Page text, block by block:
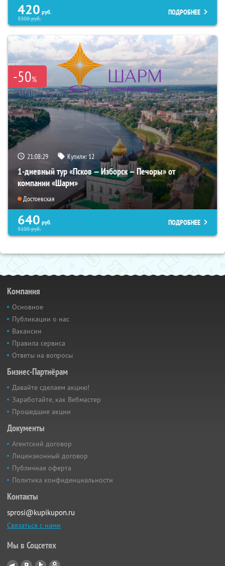
420 руб.
3300руб.
ПОДРОБНЕЕ
-50%
21:08:28 Купили:12
1-дневный тур «Псков — Изборск — Печоры» от
компании «Шарм»
Достоевская
640 руб.
5100руб.
ПОДРОБНЕЕ
Компания
Основное
Публикации о нас
Вакансии
Правила сервиса
Ответы на вопросы
Бизнес-Партнёрам
Давайте сделаем акцию!
Заработайте, как Вебмастер
Прошедшие акции
Документы
Агентский договор
Лицензионный договор
Публичная оферта
Политика конфиденциальности
Контакты
sprosi@kupikupon.ru
Связаться с нами
Мы в Соцсетях